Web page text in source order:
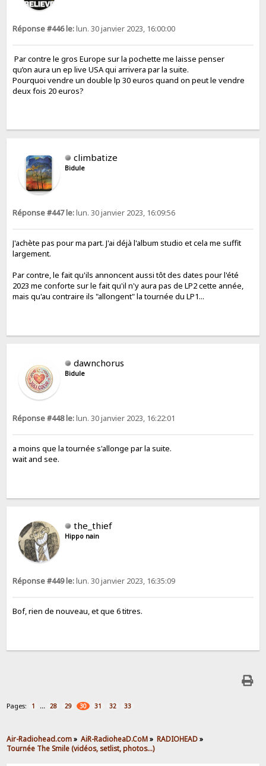
Réponse #446 le:lun. 30 janvier 2023, 16:00:00
Par contre le gros Europe sur la pochette me laisse penser
qu’on aura un ep live USA qui arrivera par la suite.
Pourquoi vendre un double lp 30 euros quand on peut le vendre
deux fois 20 euros?
climbatize
Bidule
Réponse #447 le:lun. 30 janvier 2023, 16:09:56
J'achète pas pour ma part. J'ai déjà l'album studio et cela me suffit
largement.
Par contre, le fait qu'ils annoncent aussi tôt des dates pour l'été
2023 me conforte sur le fait qu'il n'y aura pas de LP2 cette année,
mais qu'au contraire ils "allongent" la tournée du LP1...
dawnchorus
Bidule
Réponse #448 le:lun. 30 janvier 2023, 16:22:01
a moins que la tournée s'allonge par la suite.
wait and see.
the_thief
Hippo nain
Réponse #449 le:lun. 30 janvier 2023, 16:35:09
Bof, rien de nouveau, et que 6 titres.
Pages: 1 ... 28 29 30 31 32 33
Air-Radiohead.com» AiR-RadioheaD.CoM» RADIOHEAD»
Tournée The Smile (vidéos, setlist, photos…)